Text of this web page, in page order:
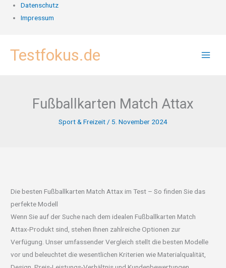
Datenschutz
Impressum
InhaltTestfokus.de
Fußballkarten Match Attax
Sport & Freizeit / 5. November 2024
Die besten Fußballkarten Match Attax im Test – So finden Sie das
perfekte Modell
Wenn Sie auf der Suche nach dem idealen Fußballkarten Match
Attax-Produkt sind, stehen Ihnen zahlreiche Optionen zur
Verfügung. Unser umfassender Vergleich stellt die besten Modelle
vor und beleuchtet die wesentlichen Kriterien wie Materialqualität,